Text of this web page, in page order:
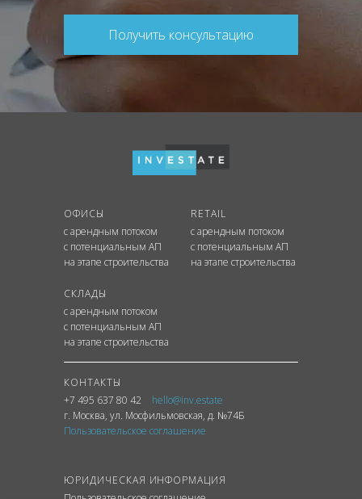
Получить консультацию
ОФИСЫ
с арендным потоком
с потенциальным АП
на этапе строительства
RETAIL
с арендным потоком
с потенциальным АП
на этапе строительства
СКЛАДЫ
с арендным потоком
с потенциальным АП
на этапе строительства
КОНТАКТЫ
+7 495 637 80 42
hello@inv.estate
г. Москва, ул. Мосфильмовская, д. №74Б
Пользовательское соглашение
ЮРИДИЧЕСКАЯ ИНФОРМАЦИЯ